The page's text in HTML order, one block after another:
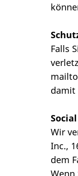
Falls
damit
Wir
Inc.,
dem